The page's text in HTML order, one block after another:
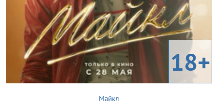
18+
Майкл